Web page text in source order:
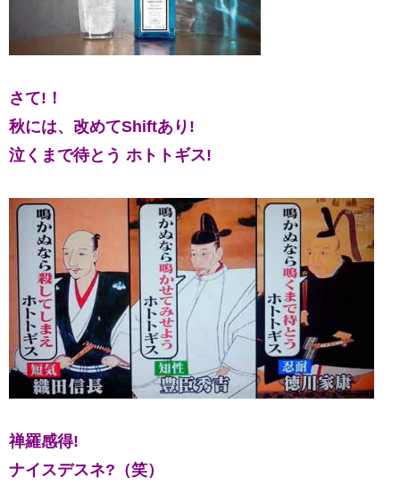
さて!！
秋には、改めてShiftあり!
泣くまで待とう ホトトギス!
禅羅感得!
ナイスデスネ?（笑）